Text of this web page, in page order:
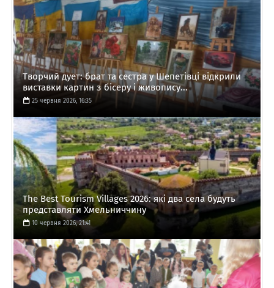
Творчий дует: брат та сестра у Шепетівці відкрили
виставки картин з бісеру і живопису...
25 червня 2026, 16:35
The Best Tourism Villages 2026: які два села будуть
представляти Хмельниччину
10 червня 2026, 21:41